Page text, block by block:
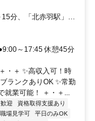
分、「北赤羽駅」も
～17:45 休憩45分
・＋ ✨高収入可！時
ランクありOK ✨常勤
就業可能！ ＋・＋...
迎
資格取得支援あり
職場見学可
平日のみOK